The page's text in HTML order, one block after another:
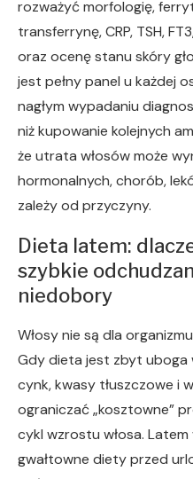
rozważyć morfologię,
transferrynę, CRP, TSH,
oraz ocenę stanu skóry
jest pełny panel u każdej
nagłym wypadaniu
niż kupowanie kolejnych
że utrata włosów może
hormonalnych, chorób,
zależy od przyczyny.
Dieta latem:
szybkie
niedobory
Włosy nie są dla
Gdy dieta jest zbyt uboga
cynk, kwasy tłuszczowe i
ograniczać „kosztowne”
cykl wzrostu włosa.
gwałtowne diety przed